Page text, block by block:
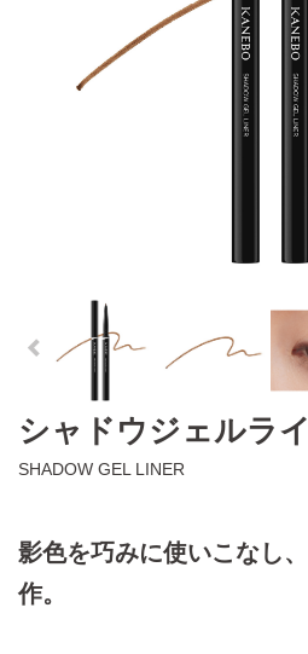
シャドウジェルラ
SHADOW GEL LINER
影色を巧みに使いこなし
作。